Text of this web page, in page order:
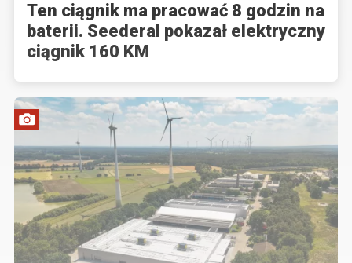
Ten ciągnik ma pracować 8 godzin na
baterii. Seederal pokazał elektryczny
ciągnik 160 KM